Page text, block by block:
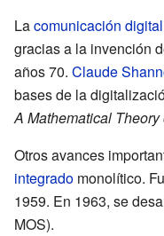
Lacomunicación digital
gracias a la invención
años 70. Claude
bases de la
A Mathematical
Otros avances
integrado monolítico.
1959. En 1963, se
MOS).